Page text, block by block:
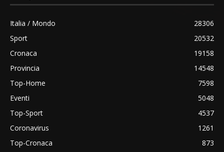
Italia / Mondo
28306
Sport
20532
Cronaca
19158
Provincia
14548
Top-Home
7598
Eventi
5048
Top-Sport
4537
Coronavirus
1261
Top-Cronaca
873